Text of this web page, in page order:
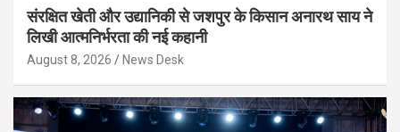
संरक्षित खेती और उद्यानिकी से जशपुर के किसान अनारथ साय ने
लिखी आत्मनिर्भरता की नई कहानी
August 8, 2026 News Desk